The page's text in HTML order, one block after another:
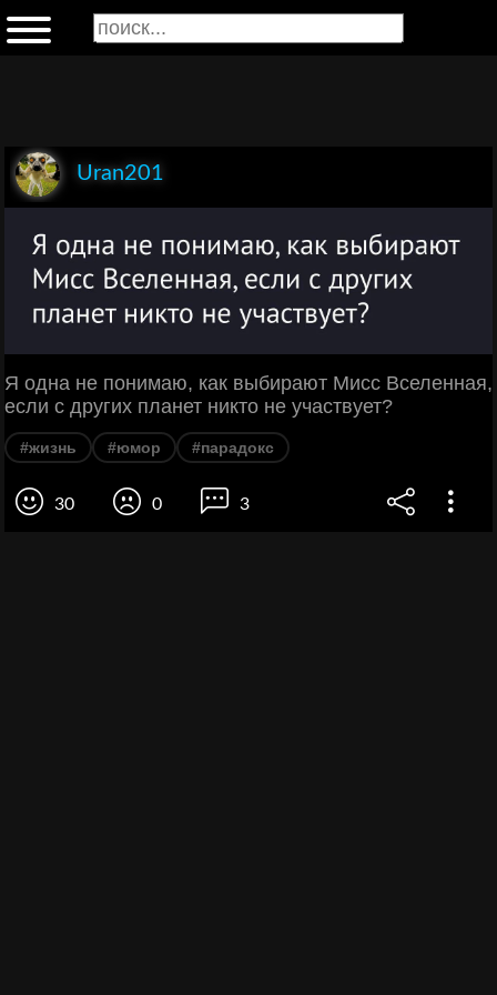
Uran201
Я одна не понимаю, как выбирают Мисс Вселенная,
если с других планет никто не участвует?
#жизнь #юмор #парадокс
30 0 3